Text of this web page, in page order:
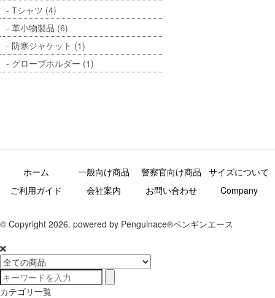
Tシャツ (4)
革小物製品 (6)
防寒ジャケット (1)
グローブホルダー (1)
ホーム 一般向け商品 警察官向け商品
サイズについて
ご利用ガイド
会社案内 お問い合わせ Company
© Copyright 2026. powered by Penguinace®ペンギンエース
カテゴリ一覧